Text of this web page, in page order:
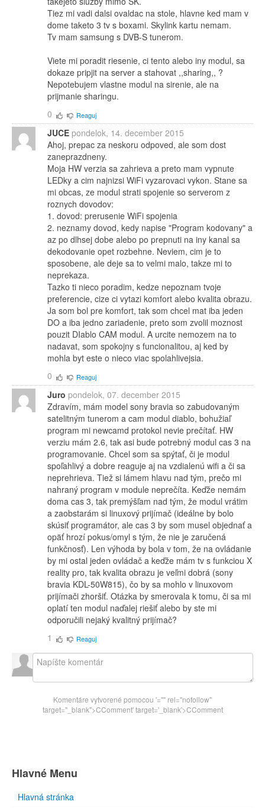
Tiez mi vadi dalsi ovaldac na stole, hlavne ked mam v
dome taketo 3 tv s boxami. Skylink kartu nemam.
Tv mam samsung s DVB-S tunerom.
Viete mi poradit riesenie, ci tento alebo iny modul, sa
dokaze pripjit na server a stahovat ,,sharing,, ?
Nepotebujem vlastne modul na sirenie, ale na
prijmanie sharingu.
0
Reaguj
JUCE pondelok, 14. december 2015
Ahoj, prepac za neskoru odpoved, ale som dost
zaneprazdneny.
Moja HW verzia sa zahrieva a preto mam vypnute
LEDky a cim najnizsi WiFi vyzarovaci vykon. Stane sa
mi obcas, ze modul strati spojenie so serverom z
roznych dovodov:
1. dovod: prerusenie WiFi spojenia
2. neznamy dovod, kedy napise "Program kodovany" a
az po dlhsej dobe alebo po prepnuti na iny kanal sa
dekodovanie opet rozbehne. Neviem, cim je to
sposobene, ale deje sa to velmi malo, takze mi to
neprekaza.
Tazko ti nieco poradim, kedze nepoznam tvoje
preferencie, cize ci vytazi komfort alebo kvalita obrazu.
Ja som bol pre komfort, tak som chcel mat iba jeden
DO a iba jedno zariadenie, preto som zvolil moznost
pouzit DIablo CAM modul. A urcite nemozem na to
nadavat, som spokojny s funcionalitou, aj ked by
mohla byt este o nieco viac spolahlivejsia.
0
Reaguj
Juro pondelok, 07. december 2015
Zdravím, mám model sony bravia so zabudovaným
satelitným tunerom a cam modul diablo, bohužiaľ
program mi newcamd protokol nevie prečítať. HW
verziu mám 2.6, tak asi bude potrebný modul cas 3 na
programovanie. Chcel som sa spýtať, či je modul
spoľahlivý a dobre reaguje aj na vzdialenú wifi a či sa
neprehrieva. Tiež si lámem hlavu nad tým, prečo mi
nahraný program v module neprečíta. Keďže nemám
doma cas 3, tak premýšľam nad tým, že modul vrátim
a zaobstarám si linuxový prijímač (ideálne by bolo
skúsiť programátor, ale cas 3 by som musel objednať a
opäť hrozí pokus/omyl s tým, že nie je zaručená
funkčnosť). Len výhoda by bola v tom, že na ovládanie
by mi ostal jeden ovládač a keďže mám tv s funkciou X
reality pro, tak kvalita obrazu je veľmi dobrá (sony
bravia KDL-50W815), čo by sa mohlo v linuxovom
prijímači zhoršiť. Otázka by smerovala k tomu, či sa mi
oplatí ten modul naďalej riešiť alebo by ste mi
odporučili nejaký kvalitný prijímač?
1
Reaguj
Komentáre vytvorené pomocou '="" rel="nofollow"
target="_blank">CComment' target='_blank'>CComment
Hlavné Menu
Hlavná stránka